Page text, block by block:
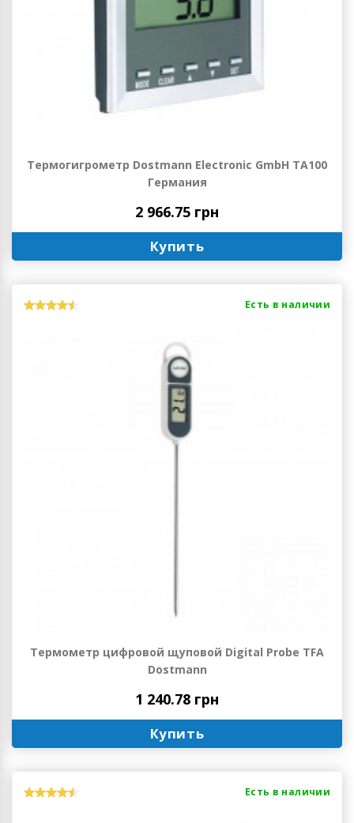
Термогигрометр Dostmann Electronic GmbH ТА100
Германия
2 966.75 грн
Купить
Есть в наличии
Термометр цифровой щуповой Digital Probe TFA
Dostmann
1 240.78 грн
Купить
Есть в наличии